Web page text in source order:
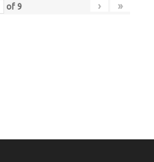
of 9 › »